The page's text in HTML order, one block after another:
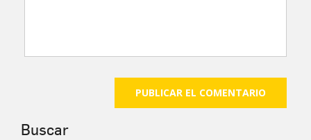
Buscar